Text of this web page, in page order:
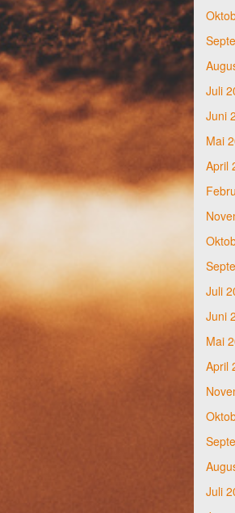
Juli
Juni
Mai
April
Juli
Juni
Mai
April
Juli